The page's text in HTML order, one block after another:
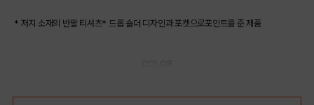
* 저지 소재의 반팔 티셔츠* 드롭 숄더 디자인과 포켓으로포인트를 준 제품